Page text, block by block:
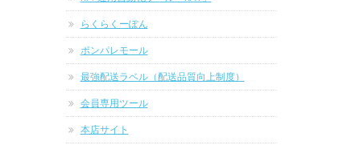
らくらくーぽん
ポンパレモール
最強配送ラベル（配送品質向上制度）
会員専用ツール
本店サイト